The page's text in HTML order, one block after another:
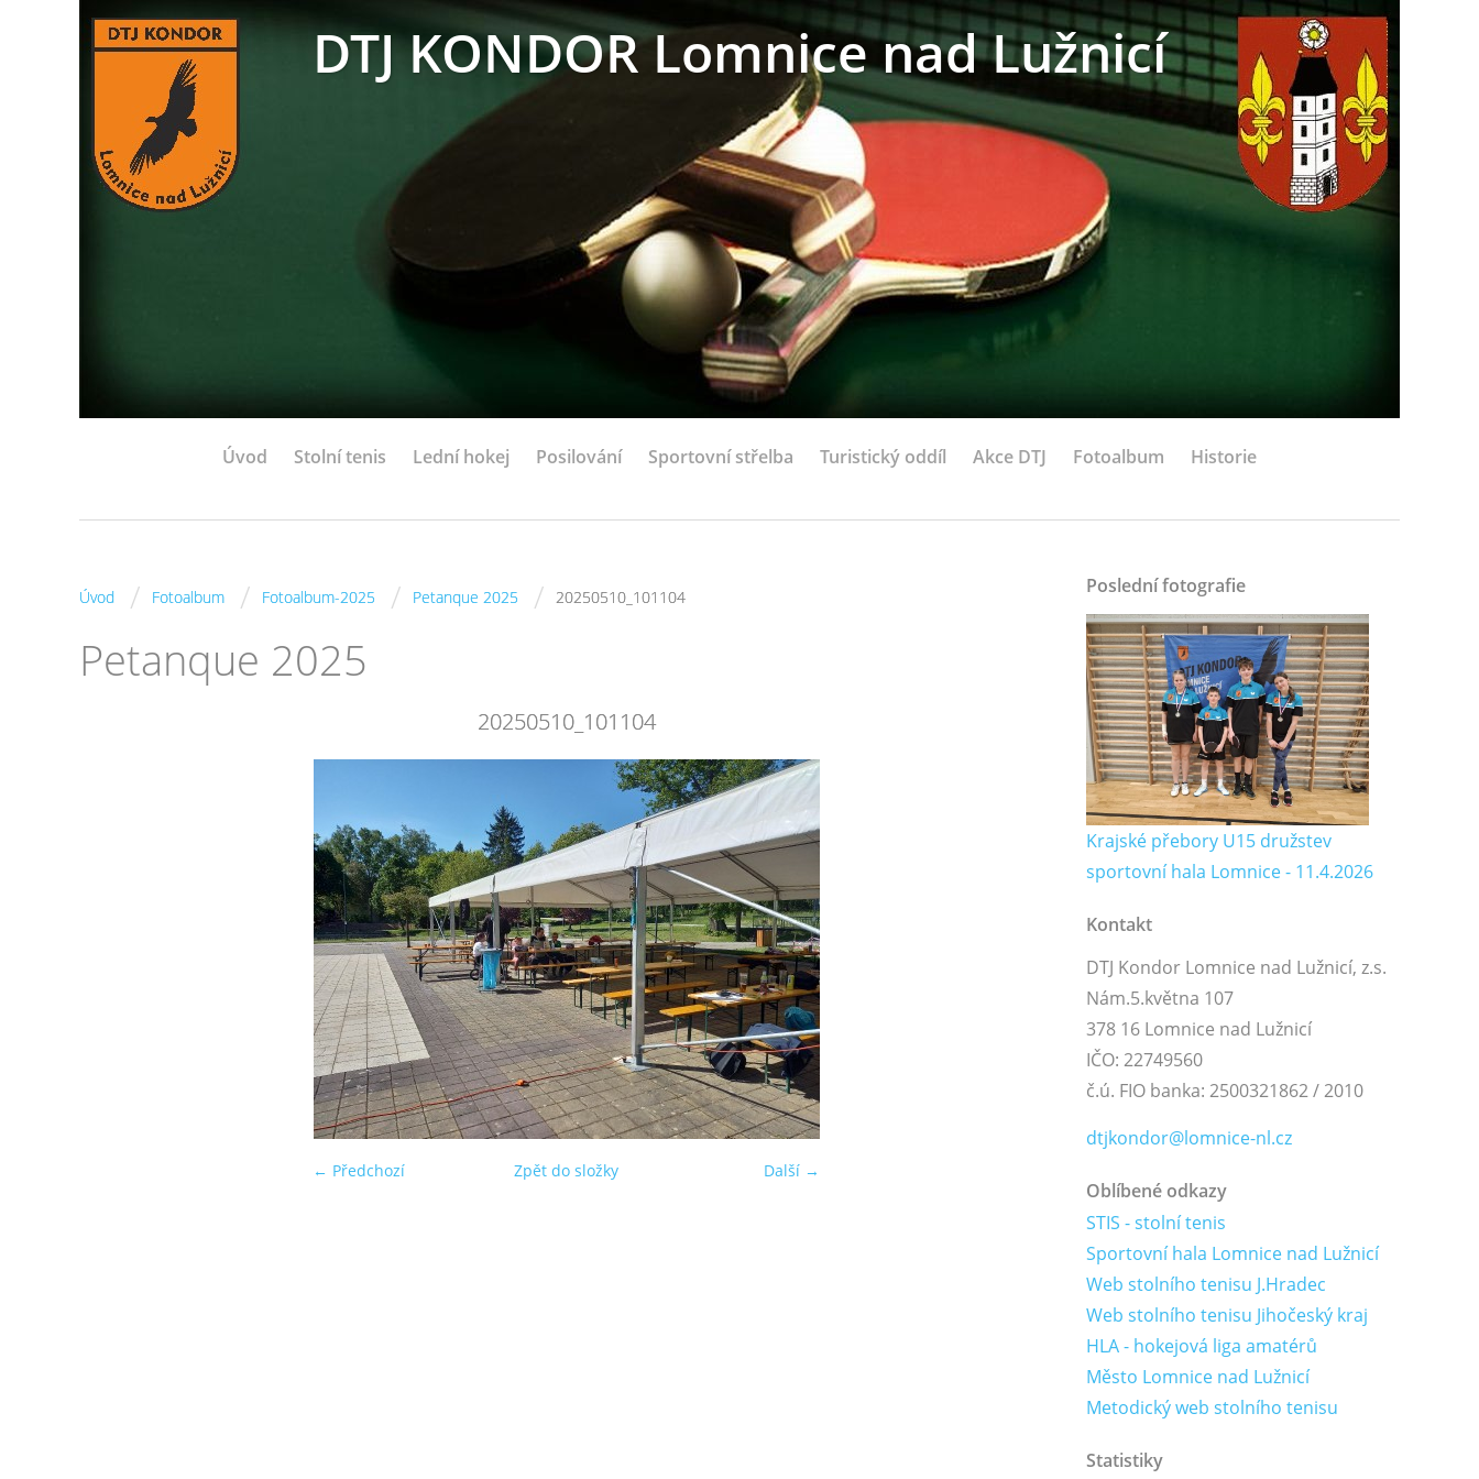
DTJ KONDOR Lomnice nad Lužnicí
Úvod Stolní tenis Lední hokej Posilování Sportovní střelba Turistický oddíl Akce DTJ Fotoalbum Historie
Úvod / Fotoalbum / Fotoalbum-2025 / Petanque 2025 / 20250510_101104
Petanque 2025
20250510_101104
← Předchozí Další →
Zpět do složky
Poslední fotografie
Krajské přebory U15 družstev
sportovní hala Lomnice - 11.4.2026
Kontakt
DTJ Kondor Lomnice nad Lužnicí, z.s.
Nám.5.května 107
378 16 Lomnice nad Lužnicí
IČO: 22749560
č.ú. FIO banka: 2500321862 / 2010
dtjkondor@lomnice-nl.cz
Oblíbené odkazy
STIS - stolní tenis
Sportovní hala Lomnice nad Lužnicí
Web stolního tenisu J.Hradec
Web stolního tenisu Jihočeský kraj
HLA - hokejová liga amatérů
Město Lomnice nad Lužnicí
Metodický web stolního tenisu
Statistiky